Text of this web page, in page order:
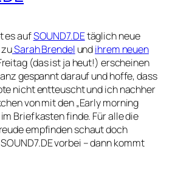
es aufSOUND7.DEtäglich neue
Sarah Brendel undihrem neuen
(das ist ja heut!) erscheinen
gespannt darauf und hoffe, dass
nicht entteuscht und ich nachher
von mit den „Early morning
Briefkasten finde. Für alle die
empfinden schaut doch
vorbei – dann kommt